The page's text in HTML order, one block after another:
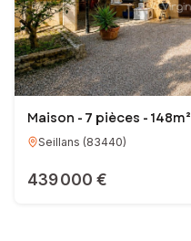
Maison - 7 pièces - 148m²
Seillans (83440)
439 000 €